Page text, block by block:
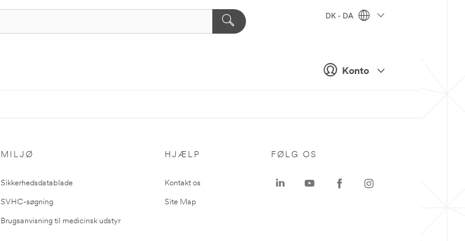
Konto
DK - DA
MILJØ
Sikkerhedsdatablade
SVHC-søgning
Brugsanvisning til medicinsk udstyr
HJÆLP
Kontakt os
Site Map
FØLG OS